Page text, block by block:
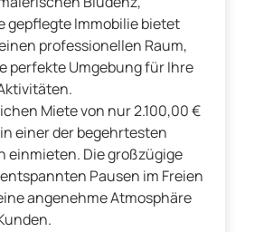
gepflegte Immobilie bietet
professionellen Raum,
perfekte Umgebung für Ihre
Miete von nur 2.100,00 €
einer der begehrtesten
einmieten. Die großzügige
Pausen im Freien
angenehme Atmosphäre